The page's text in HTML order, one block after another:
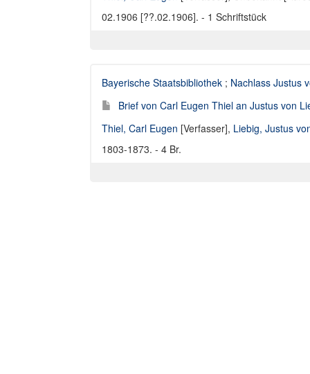
02.1906 [??.02.1906]. - 1 Schriftstück
Bayerische Staatsbibliothek ; Nachlass Justus
Brief von Carl Eugen Thiel an Justus von
Thiel, Carl Eugen [Verfasser], Liebig, Justus
1803-1873. - 4 Br.